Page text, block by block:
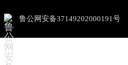
鲁公网安备37149202000191号